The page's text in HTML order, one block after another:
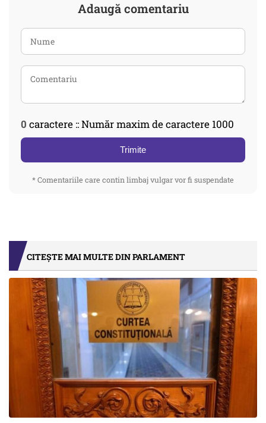
Adaugă comentariu
0 caractere :: Număr maxim de caractere 1000
Trimite
* Comentariile care contin limbaj vulgar vor fi suspendate
CITEȘTE MAI MULTE DIN PARLAMENT